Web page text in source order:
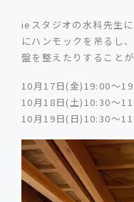
ieスタジオの水科先生
にハンモックを吊るし
盤を整えたりすることが
10月17日(金)19:00～
10月18日(土)10:30～
10月19日(日)10:30～